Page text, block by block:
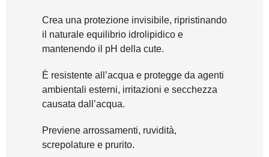
Crea una protezione invisibile, ripristinando
il naturale equilibrio idrolipidico e
mantenendo il pH della cute.
È resistente all’acqua e protegge da agenti
ambientali esterni, irritazioni e secchezza
causata dall’acqua.
Previene arrossamenti, ruvidità,
screpolature e prurito.